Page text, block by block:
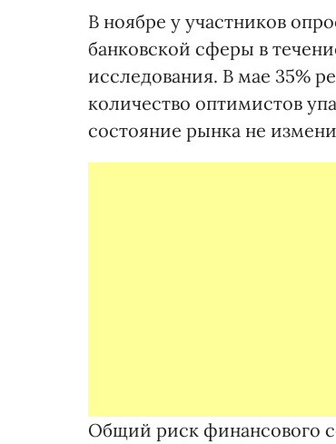
В ноябре у участников
банковской сферы в
исследования. В мае 35%
количество оптимистов
состояние рынка не
Общий риск финансового